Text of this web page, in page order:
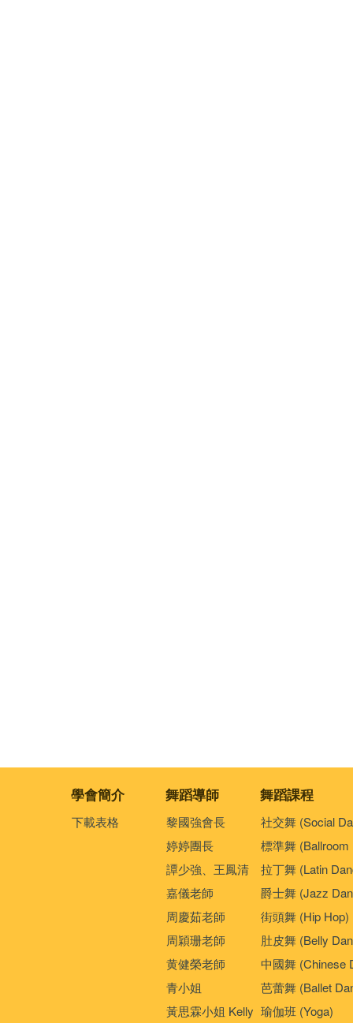
學會簡介 舞蹈導師 舞蹈課程
下載表格
黎國強會長
婷婷團長
譚少強、王鳳清
嘉儀老師
周慶茹老師
周穎珊老師
黄健榮老師
青小姐
黃思霖小姐 Kelly
社交舞 (Social
標準舞 (Ballroom
拉丁舞 (Latin
爵士舞 (Jazz
街頭舞 (Hip Hop)
肚皮舞 (Belly
中國舞 (Chinese
芭蕾舞 (Ballet
瑜伽班 (Yoga)